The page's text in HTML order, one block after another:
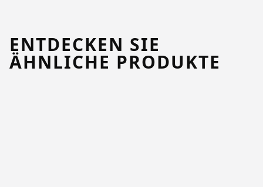
ENTDECKEN SIE
ÄHNLICHE PRODUKTE